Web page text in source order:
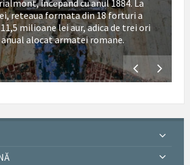
incepand cu anul 1884. La
reteaua formata din 18 forturi a
milioane lei aur, adica de trei ori
alocat armatei romane.